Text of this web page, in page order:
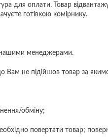
для оплати. Товар
готівкою комірнику.
нашими менеджерами.
Вам не підійшов товар за
обміну;
повертати товар;